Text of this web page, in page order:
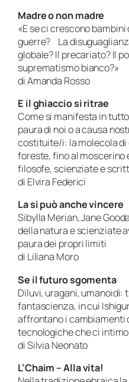
Madre o non madre
«E se ci crescono
guerre? La
globale? Il precariato? Il
suprematismo bianco?»
di Amanda Rosso
E il ghiaccio si ritrae
Come si manifesta in
paura di noi o a causa
costituite/i: la molecola di
foreste, fino al moscerino
filosofe, scienziate e
di Elvira Federici
La si può anche vincere
Sibylla Merian, Jane
della natura e scienziate
paura dei propri limiti
di Liliana Moro
Se il futuro sgomenta
Diluvi, uragani, umanoidi:
fantascienza, in cui
affrontano i cambiamenti
tecnologiche che ci
di Silvia
L’Chaim – Alla vita!